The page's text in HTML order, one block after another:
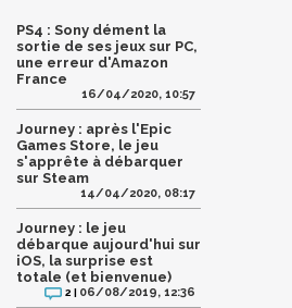
PS4 : Sony dément la
sortie de ses jeux sur PC,
une erreur d'Amazon
France
16/04/2020, 10:57
Journey : après l'Epic
Games Store, le jeu
s'apprête à débarquer
sur Steam
14/04/2020, 08:17
Journey : le jeu
débarque aujourd'hui sur
iOS, la surprise est
totale (et bienvenue)
2 | 06/08/2019, 12:36